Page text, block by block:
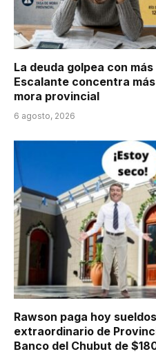
La deuda golpea con
Escalante concentra
mora provincial
6 agosto, 2026
Rawson paga hoy
extraordinario de
Banco del Chubut de